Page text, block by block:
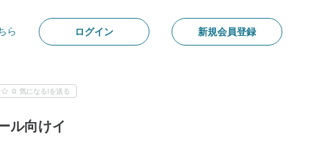
ら ログイン 新規会員登録
0 気になる!を送る
ル向けイ